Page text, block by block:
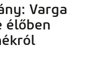
Varga
élőben